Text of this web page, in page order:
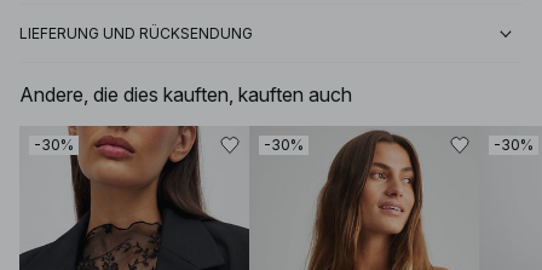
LIEFERUNG UND RÜCKSENDUNG
Andere, die dies kauften, kauften auch
-30% -30% -30%